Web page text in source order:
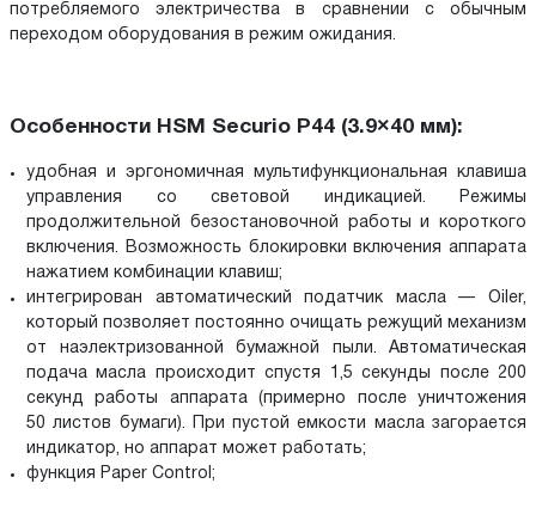
потребляемого электричества в сравнении с обычным
переходом оборудования в режим ожидания.
Особенности HSM Securio P44 (3.9×40 мм):
удобная и эргономичная мультифункциональная клавиша
управления со световой индикацией. Режимы
продолжительной безостановочной работы и короткого
включения. Возможность блокировки включения аппарата
нажатием комбинации клавиш;
интегрирован автоматический податчик масла — Oiler,
который позволяет постоянно очищать режущий механизм
от наэлектризованной бумажной пыли. Автоматическая
подача масла происходит спустя 1,5 секунды после 200
секунд работы аппарата (примерно после уничтожения
50 листов бумаги). При пустой емкости масла загорается
индикатор, но аппарат может работать;
функция Paper Control;